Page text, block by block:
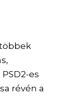
es
révén a